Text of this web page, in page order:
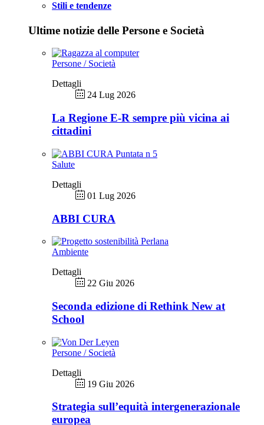
Stili e tendenze
Ultime notizie delle Persone e Società
Persone / Società
Dettagli
24 Lug 2026
La Regione E-R sempre più vicina ai
cittadini
Salute
Dettagli
01 Lug 2026
ABBI CURA
Ambiente
Dettagli
22 Giu 2026
Seconda edizione di Rethink New at
School
Persone / Società
Dettagli
19 Giu 2026
Strategia sull’equità intergenerazionale
europea